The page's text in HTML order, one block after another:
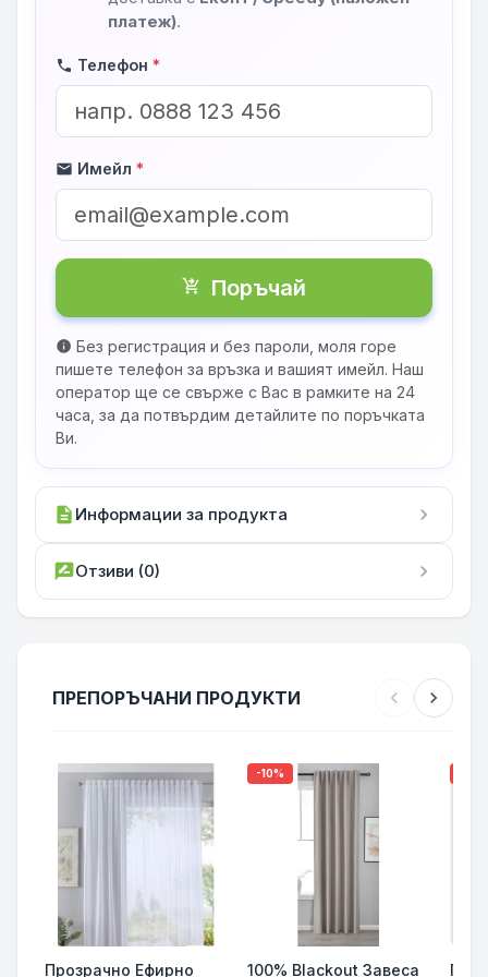
платеж).
phone Телефон *
mail Имейл *
shopping_cart_checkout Поръчай
info Без регистрация и без пароли, моля горе
пишете телефон за връзка и вашият имейл. Наш
оператор ще се свърже с Вас в рамките на 24
часа, за да потвърдим детайлите по поръчката
Ви.
description Информации за продукта chevron_right
rate_reviewОтзиви (0) chevron_right
ПРЕПОРЪЧАНИ ПРОДУКТИ chevron_left chevron_right
Прозрачно Ефирно
-10%
100% Blackout Завеса